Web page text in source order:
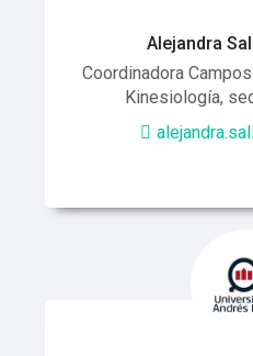
Alejandra
Coordinadora
Kinesiología,